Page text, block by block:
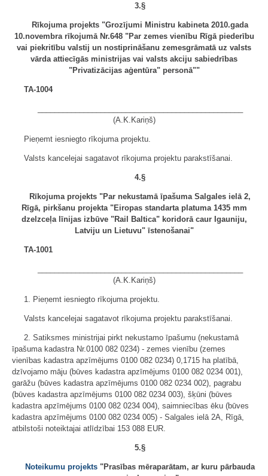
3.§
Rīkojuma projekts "Grozījumi Ministru kabineta 2010.gada
10.novembra rīkojumā Nr.648 "Par zemes vienību Rīgā piederību
vai piekritību valstij un nostiprināšanu zemesgrāmatā uz valsts
vārda attiecīgās ministrijas vai valsts akciju sabiedrības
"Privatizācijas aģentūra" personā""
TA-1004
(A.K.Kariņš)
Pieņemt iesniegto rīkojuma projektu.
Valsts kancelejai sagatavot rīkojuma projektu parakstīšanai.
4.§
Rīkojuma projekts "Par nekustamā īpašuma Salgales ielā 2,
Rīgā, pirkšanu projekta "Eiropas standarta platuma 1435 mm
dzelzceļa līnijas izbūve "Rail Baltica" koridorā caur Igauniju,
Latviju un Lietuvu" īstenošanai"
TA-1001
(A.K.Kariņš)
1. Pieņemt iesniegto rīkojuma projektu.
Valsts kancelejai sagatavot rīkojuma projektu parakstīšanai.
2. Satiksmes ministrijai pirkt nekustamo īpašumu (nekustamā
īpašuma kadastra Nr.0100 082 0234) - zemes vienību (zemes
vienības kadastra apzīmējums 0100 082 0234) 0,1715 ha platībā,
dzīvojamo māju (būves kadastra apzīmējums 0100 082 0234 001),
garāžu (būves kadastra apzīmējums 0100 082 0234 002), pagrabu
(būves kadastra apzīmējums 0100 082 0234 003), šķūni (būves
kadastra apzīmējums 0100 082 0234 004), saimniecības ēku (būves
kadastra apzīmējums 0100 082 0234 005) - Salgales ielā 2A, Rīgā,
atbilstoši noteiktajai atlīdzībai 153 088 EUR.
5.§
Noteikumu projekts "Prasības mēraparātam, ar kuru pārbauda